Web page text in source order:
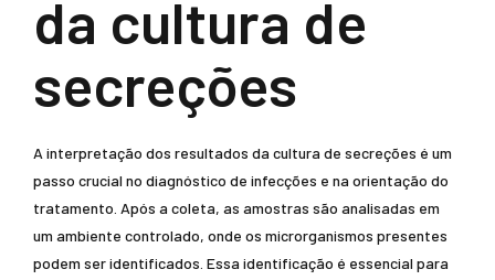
da cultura de
secreções
A interpretação dos resultados da cultura de secreções é um
passo crucial no diagnóstico de infecções e na orientação do
tratamento. Após a coleta, as amostras são analisadas em
um ambiente controlado, onde os microrganismos presentes
podem ser identificados. Essa identificação é essencial para